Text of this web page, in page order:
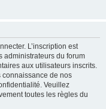
L’inscription est
administrateurs du forum
aux utilisateurs inscrits.
connaissance de nos
Veuillez
toutes les règles du